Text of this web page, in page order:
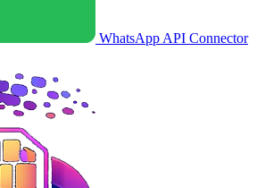
WhatsApp API Connector